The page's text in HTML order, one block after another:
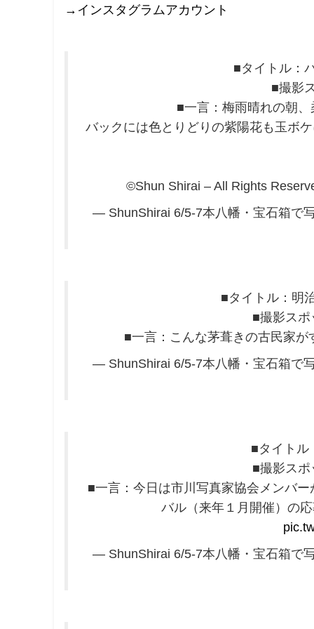
→インスタグラムアカウント
■タイトル：
■撮影
■一言：梅雨晴れの朝
バックには色とりどりの紫陽花も玉ボ
©Shun Shirai – All Rights
— ShunShirai 6/5-7本八幡・宝石箱で
■タイトル：明
■撮影スポ
■一言：こんな茅葺きの古民家
— ShunShirai 6/5-7本八幡・宝石箱で
■タイトル
■撮影スポ
■一言：今日は市川写真家協会メンバ
バル（来年１月開催）の
— ShunShirai 6/5-7本八幡・宝石箱で